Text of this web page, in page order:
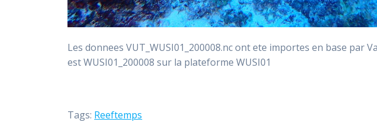
Les donnees VUT_WUSI01_200008.nc ont ete importes en base par
est WUSI01_200008 sur la plateforme WUSI01
Tags: Reeftemps